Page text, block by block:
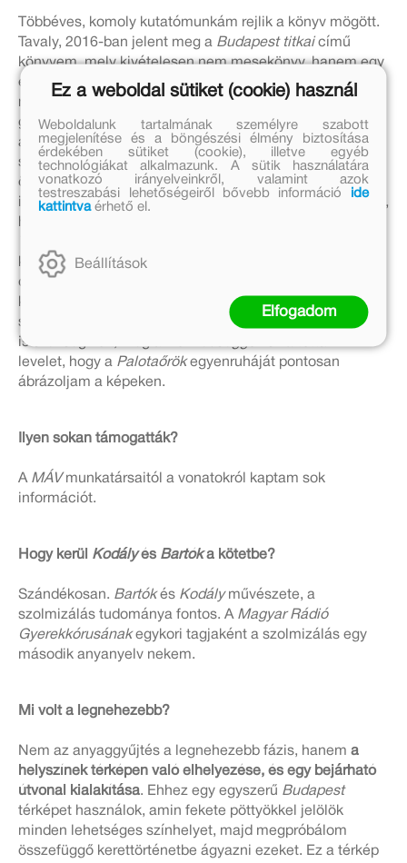
Többéves, komoly kutatómunkám rejlik a könyv mögött.
Tavaly, 2016-ban jelent meg a Budapest titkaicímű
könyvem, mely kivételesen nem mesekönyv, hanem egy
építészeti album, a főváros ismert és kevéssé ismert
nevezetességeiről. Ehhez csaknem három évig
gyűjtöttem az anyagot, levéltárakban, múzeumokban,
archívumokban kutatva, felvettem a kapcsolatot a
századforduló nagy építészeinek leszármazottaival és
örököseivel. Mérhetetlen munkám fekszik a grafikákban
is, így el sem tudom mondani, mekkora öröm volt nekem,
hogy ez a kötet idén elnyerte a
kutatómunkából aBrúnó kötetnél
de a temérdek információt átszűröm, és csak olyanok
kerülnek bele a
, ami a kisgyerekes családok
számára érdekes. Friss kutatómunkára, egyeztetésekre
is szükség volt, még a
levelet, hogy a Palotaőrökegyenruháját pontosan
ábrázoljam a képeken.
Ilyen sokan támogatták?
A MÁVmunkatársaitól a vonatokról kaptam sok
információt.
Hogy kerül Kodályés Bartóka kötetbe?
Szándékosan. Bartókés Kodály művészete, a
szolmizálás tudománya fontos. A Magyar Rádió
Gyerekkórusánakegykori tagjaként a szolmizálás egy
második anyanyelv nekem.
Mi volt a legnehezebb?
Nem az anyaggyűjtés a legnehezebb fázis, hanem a
helyszínek térképen való elhelyezése, és egy bejárható
útvonal kialakítása. Ehhez egy egyszerű Budapest
térképet használok, amin fekete pöttyökkel jelölök
minden lehetséges színhelyet, majd megpróbálom
összefüggő kerettörténetbe ágyazni ezeket. Ez a térkép
Ez a weboldal sütiket (cookie) használ
Weboldalunk tartalmának személyre szabott
megjelenítése és a böngészési élmény biztosítása
érdekében sütiket (cookie), illetve egyéb
technológiákat alkalmazunk. A sütik használatára
vonatkozó irányelveinkről, valamint azok
testreszabási lehetőségeiről bővebb információ
ide
kattintvaérhető el.
Beállítások
Elfogadom